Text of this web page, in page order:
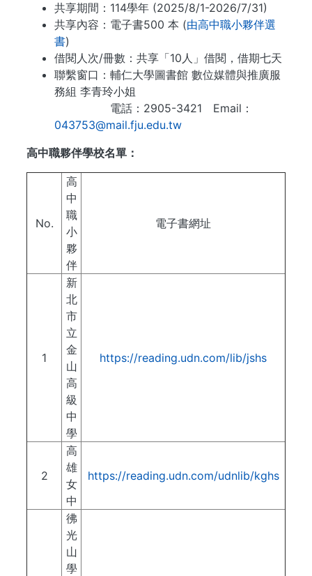
共享期間：114學年 (2025/8/1-2026/7/31)
共享內容：電子書500 本 (由高中職小夥伴選
書)
借閱人次/冊數：共享「10人」借閱，借期七天
聯繫窗口：輔仁大學圖書館 數位媒體與推廣服
務組 李青玲小姐
電話：2905-3421 Email：
043753@mail.fju.edu.tw
高中職夥伴學校名單：
No.
高
中
職
小
夥
伴
電子書網址
1
新
北
市
立
金
山
高
級
中
學
https://reading.udn.com/lib/jshs
2
高
雄
女
中
https://reading.udn.com/udnlib/kghs
彿
光
山
學